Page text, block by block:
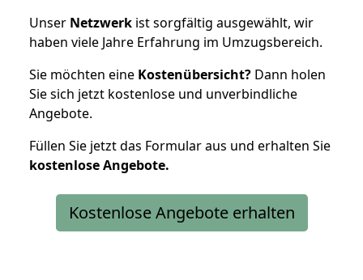
Unser Netzwerk ist sorgfältig ausgewählt, wir
haben viele Jahre Erfahrung im Umzugsbereich.
Sie möchten eine Kostenübersicht? Dann holen
Sie sich jetzt kostenlose und unverbindliche
Angebote.
Füllen Sie jetzt das Formular aus und erhalten Sie
kostenloseAngebote.
Kostenlose Angebote erhalten